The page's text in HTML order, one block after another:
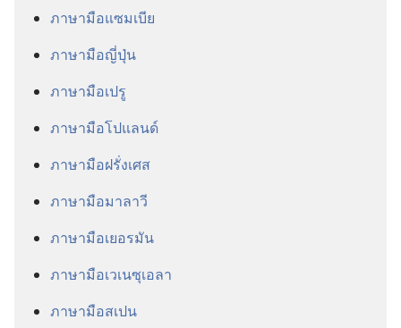
ภาษา​มือ​แซมเบีย
ภาษา​มือ​ญี่ปุ่น
ภาษา​มือ​เปรู
ภาษา​มือ​โปแลนด์
ภาษา​มือ​ฝรั่งเศส
ภาษา​มือ​มาลาวี
ภาษา​มือ​เยอรมัน
ภาษา​มือ​เวเนซุเอลา
ภาษา​มือ​สเปน